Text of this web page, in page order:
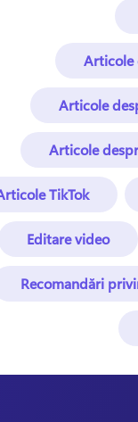
Articole
Articole
Articole
TikTok
Editare video
Recomandări